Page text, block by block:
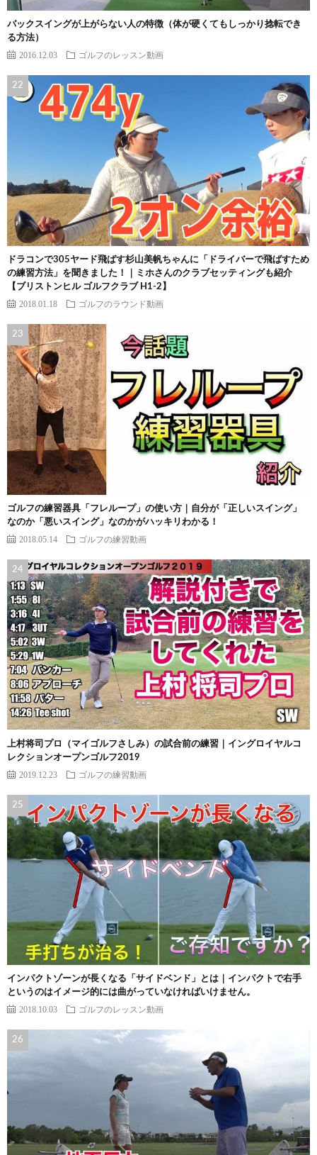
バックスイングが上がらない人の特徴（体が硬くてもしっかり捻転でき
る方法）
2016.12.03 ゴルフのレッスン動画
ドラコンで305ヤード飛ばす杉山美帆ちゃんに「ドライバーで飛ばすため
の練習方法」を聞きました！｜ミホさんのクラブセッティングも紹介
【ブリストンヒル ゴルフクラブ H1-2】
2018.01.18 ゴルフのラウンド動画
ゴルフの練習器具「フレループ」の使い方｜自分が「正しいスイング」
なのか「悪いスイング」なのかがハッキリわかる！
2018.05.14 ゴルフの練習動画
上村将司プロ（マイゴルフさしみ）の試合前の練習｜イングロイヤルコ
レクションオープンゴルフ2019
2019.12.23 ゴルフの練習動画
インパクトゾーンが長くなる「サイドベンド」とは｜インパクトで右手
というのはイメージ的には曲がっていなければいけません。
2018.10.03 ゴルフのレッスン動画